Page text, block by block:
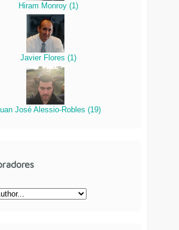
Hiram Monroy (1)
Javier Flores (1)
José Alessio-Robles (19)